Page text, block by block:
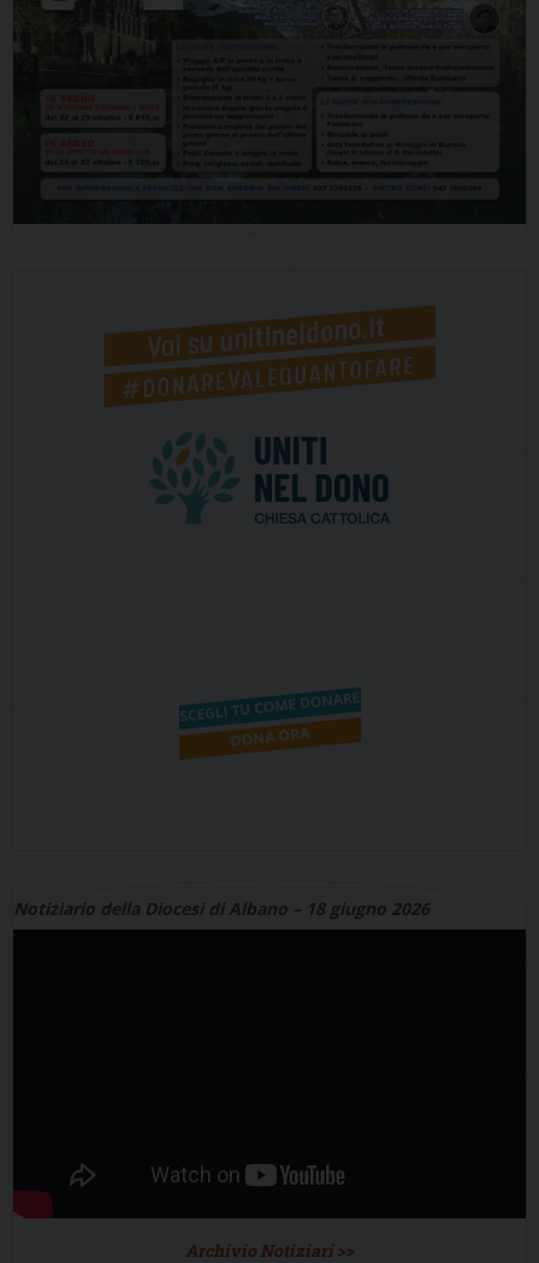
Notiziario della Diocesi di Albano – 18 giugno 2026
Archivio Notiziari >>